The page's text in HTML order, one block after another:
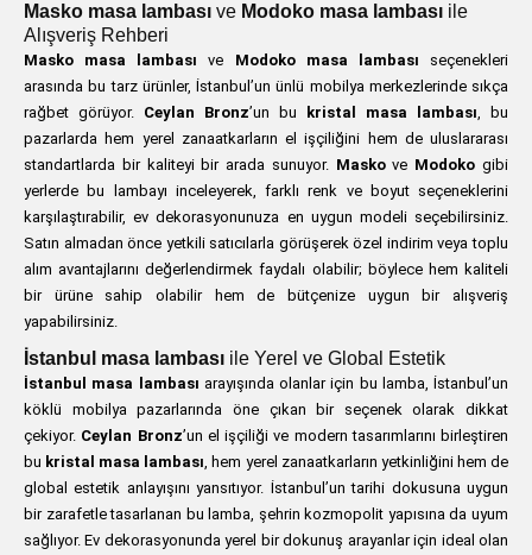
Masko masa lambası ve Modoko masa lambası ile
Alışveriş Rehberi
Masko masa lambası ve Modoko masa lambası seçenekleri
arasında bu tarz ürünler, İstanbul’un ünlü mobilya merkezlerinde sıkça
rağbet görüyor. Ceylan Bronz’un bu kristal masa lambası, bu
pazarlarda hem yerel zanaatkarların el işçiliğini hem de uluslararası
standartlarda bir kaliteyi bir arada sunuyor. Maskove Modoko gibi
yerlerde bu lambayı inceleyerek, farklı renk ve boyut seçeneklerini
karşılaştırabilir, ev dekorasyonunuza en uygun modeli seçebilirsiniz.
Satın almadan önce yetkili satıcılarla görüşerek özel indirim veya toplu
alım avantajlarını değerlendirmek faydalı olabilir; böylece hem kaliteli
bir ürüne sahip olabilir hem de bütçenize uygun bir alışveriş
yapabilirsiniz.
İstanbul masa lambası ile Yerel ve Global Estetik
İstanbul masa lambası arayışında olanlar için bu lamba, İstanbul’un
köklü mobilya pazarlarında öne çıkan bir seçenek olarak dikkat
çekiyor. Ceylan Bronz’un el işçiliği ve modern tasarımlarını birleştiren
bu kristal masa lambası, hem yerel zanaatkarların yetkinliğini hem de
global estetik anlayışını yansıtıyor. İstanbul’un tarihi dokusuna uygun
bir zarafetle tasarlanan bu lamba, şehrin kozmopolit yapısına da uyum
sağlıyor. Ev dekorasyonunda yerel bir dokunuş arayanlar için ideal olan